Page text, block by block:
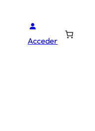
Acceder